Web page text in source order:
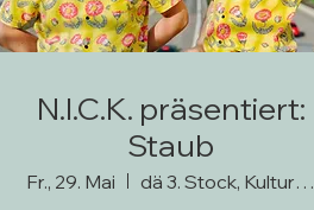
N.I.C.K. präsentiert:
Staub
Fr., 29. Mai
dä 3. Stock, Kultur hoch 3